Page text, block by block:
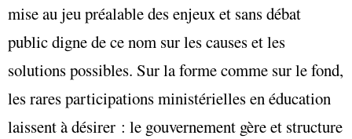
mise au jeu préalable des enjeux et sans débat
public digne de ce nom sur les causes et les
solutions possibles. Sur la forme comme sur le fond,
les rares participations ministérielles en éducation
laissent à désirer : le gouvernement gère et structure